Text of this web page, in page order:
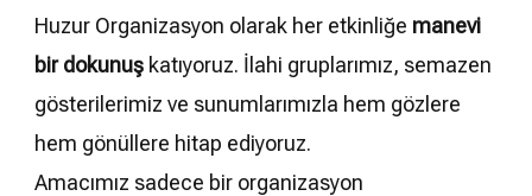
Huzur Organizasyon olarak her etkinliğe manevi
bir dokunuş katıyoruz. İlahi gruplarımız, semazen
gösterilerimiz ve sunumlarımızla hem gözlere
hem gönüllere hitap ediyoruz.
Amacımız sadece bir organizasyon